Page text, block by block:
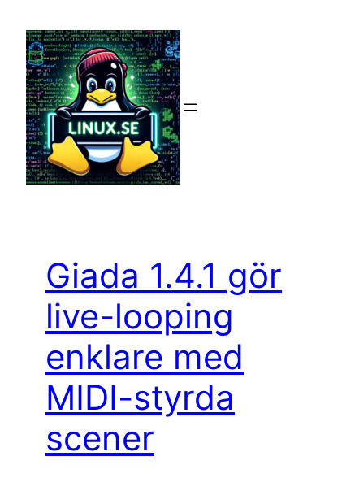
innehåll
Giada 1.4.1 gör
live-looping
enklare med
MIDI-styrda
scener